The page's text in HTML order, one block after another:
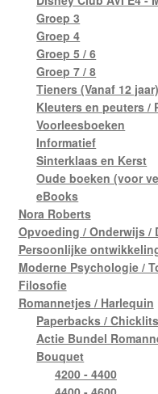
Groep 3
Groep 4
Groep 5 / 6
Groep 7 / 8
Tieners (Vanaf 12 jaar)
Kleuters en peuters /
Voorleesboeken
Informatief
Sinterklaas en Kerst
Oude boeken (voor
eBooks
Nora Roberts
Opvoeding / Onderwijs /
Persoonlijke
Moderne Psychologie /
Filosofie
Romannetjes / Harlequin
Paperbacks /
Actie Bundel
Bouquet
4200 - 4400